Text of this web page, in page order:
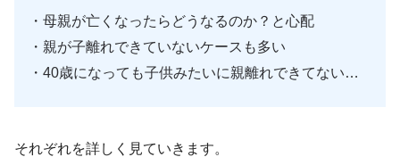
・母親が亡くなったらどうなるのか？と心配
・親が子離れできていないケースも多い
・40歳になっても子供みたいに親離れできてない…
それぞれを詳しく見ていきます。